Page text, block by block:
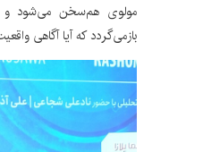
مولوی هم‌سخن می‌شود و
بازمی‌گردد که آیا آگاهی